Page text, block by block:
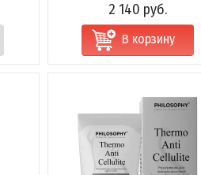
2 140 руб.
В корзину